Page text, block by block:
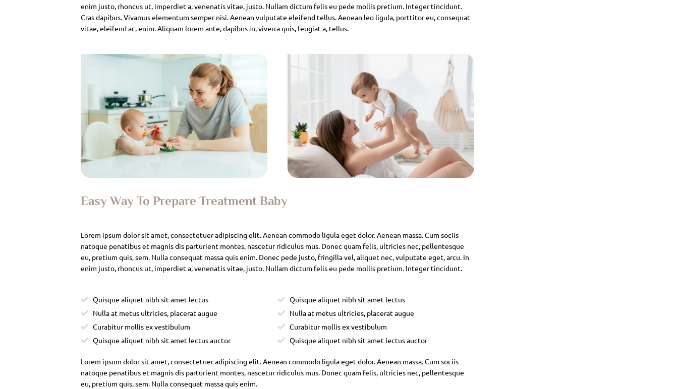
enim justo, rhoncus ut, imperdiet a, venenatis vitae, justo. Nullam dictum felis eu pede mollis pretium. Integer tincidunt.
Cras dapibus. Vivamus elementum semper nisi. Aenean vulputate eleifend tellus. Aenean leo ligula, porttitor eu, consequat
vitae, eleifend ac, enim. Aliquam lorem ante, dapibus in, viverra quis, feugiat a, tellus.
Easy Way To Prepare Treatment Baby
Lorem ipsum dolor sit amet, consectetuer adipiscing elit. Aenean commodo ligula eget dolor. Aenean massa. Cum sociis
natoque penatibus et magnis dis parturient montes, nascetur ridiculus mus. Donec quam felis, ultricies nec, pellentesque
eu, pretium quis, sem. Nulla consequat massa quis enim. Donec pede justo, fringilla vel, aliquet nec, vulputate eget, arcu. In
enim justo, rhoncus ut, imperdiet a, venenatis vitae, justo. Nullam dictum felis eu pede mollis pretium. Integer tincidunt.
Quisque aliquet nibh sit amet lectus
Nulla at metus ultricies, placerat augue
Curabitur mollis ex vestibulum
Quisque aliquet nibh sit amet lectus auctor
Quisque aliquet nibh sit amet lectus
Nulla at metus ultricies, placerat augue
Curabitur mollis ex vestibulum
Quisque aliquet nibh sit amet lectus auctor
Lorem ipsum dolor sit amet, consectetuer adipiscing elit. Aenean commodo ligula eget dolor. Aenean massa. Cum sociis
natoque penatibus et magnis dis parturient montes, nascetur ridiculus mus. Donec quam felis, ultricies nec, pellentesque
eu, pretium quis, sem. Nulla consequat massa quis enim.